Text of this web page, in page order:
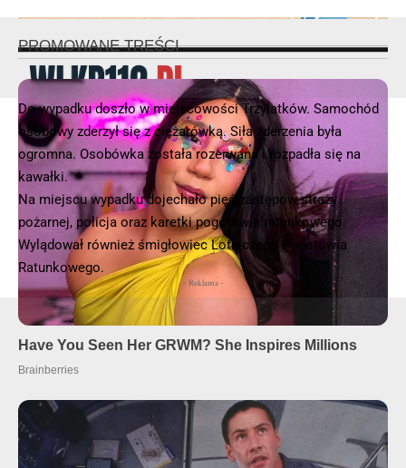
Do wypadku doszło w miejscowości Trzylatków. Samochód
osobowy zderzył się z ciężarówką. Siła zderzenia była
ogromna. Osobówka została rozerwana i rozpadła się na
kawałki.
Na miejscu wypadku dojechało pięć zastępów straży
pożarnej, policja oraz karetki pogotowia ratunkowego.
Wylądował również śmigłowiec Lotniczego Pogotowia
Ratunkowego.
- Reklama -
© 2025 – Wielkopolska 112, Wszelkie prawa zastrzeżone | hvln.pl